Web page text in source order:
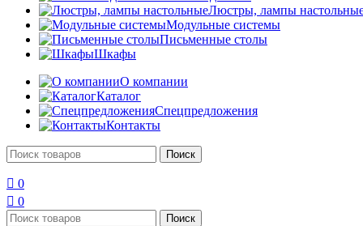
Люстры, лампы
Модульные системы
Письменные столы
Шкафы
О компании
Каталог
Спецпредложения
Контакты
Поиск
0
0
Поиск